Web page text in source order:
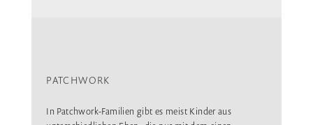
PATCHWORK
In Patchwork-Familien gibt es meist Kinder aus